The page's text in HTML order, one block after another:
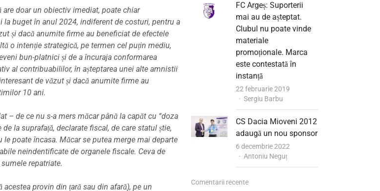
doar un obiectiv imediat, poate chiar
la buget în anul 2024, indiferent de costuri, pentru a
și dacă anumite firme au beneficiat de efectele
o intenție strategică, pe termen cel puțin mediu,
bun-platnici și de a încuraja conformarea
al contribuabililor, în așteptarea unei alte amnistii
de văzut și dacă anumite firme au
10 ani.
– de ce nu s-a mers măcar până la capăt cu “doza
la suprafață, declarate fiscal, de care statul știe,
poate încasa. Măcar se putea merge mai departe
neindentificate de organele fiscale. Ceva de
repatriate.
provin din țară sau din afară), pe un
FC Argeș: Suporterii
mai au de așteptat.
Clubul nu poate vinde
materiale
promoționale. Marca
este contestată în
instanță
22 februarie 2019
Author
Sergiu Barbu
CS Dacia Mioveni 2012
adaugă un nou sponsor
6 decembrie 2022
Author
Antoniu Neguț
Comentarii recente